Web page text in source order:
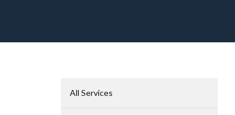
All Services